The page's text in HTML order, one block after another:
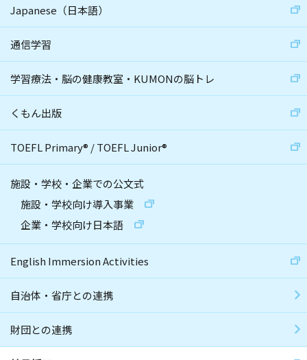
Japanese（日本語）
通信学習
学習療法・脳の健康教室・KUMONの脳トレ
くもん出版
TOEFL Primary® /TOEFL Junior®
施設・学校・企業での公文式
施設・学校向け導入事業
企業・学校向け日本語
English Immersion Activities
自治体・省庁との連携
財団との連携